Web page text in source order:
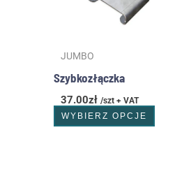
JUMBO
Szybkozłączka
37.00zł /szt + VAT
WYBIERZ OPCJE